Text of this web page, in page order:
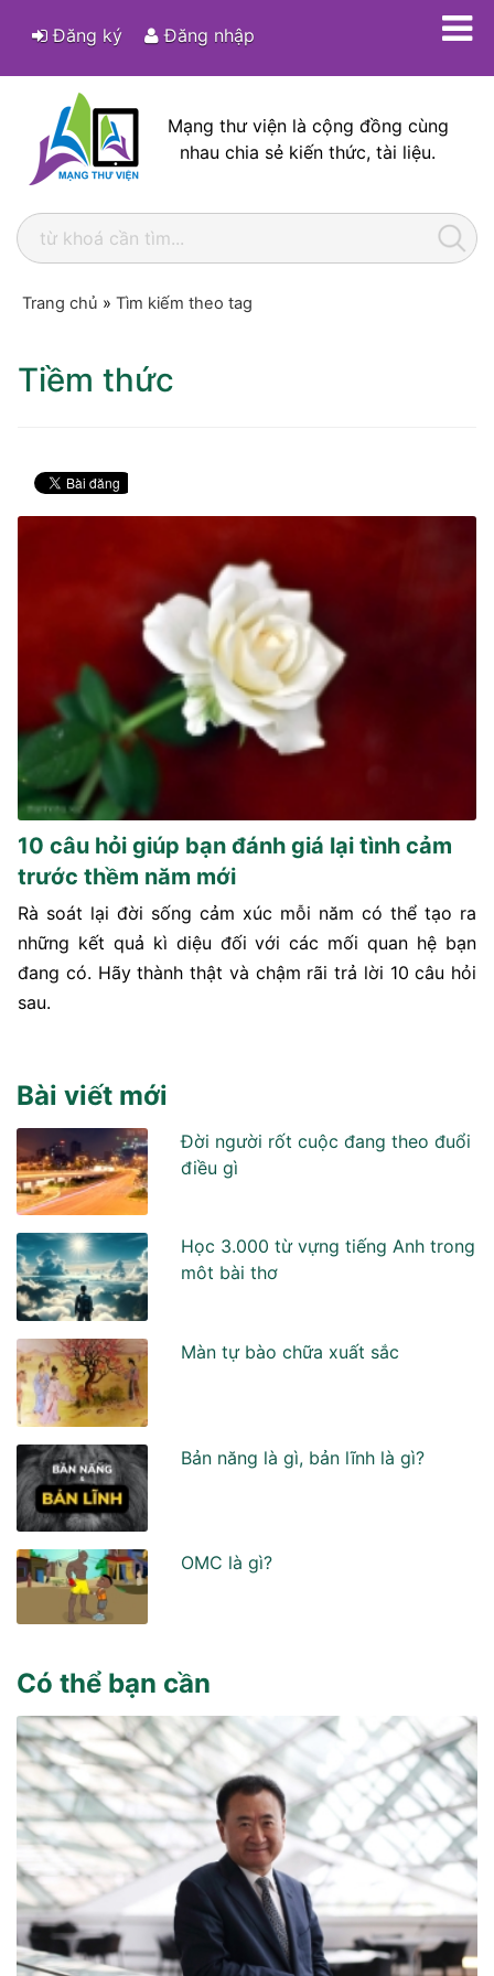
Đăng ký Đăng nhập
Mạng thư viện là cộng đồng cùng
nhau chia sẻ kiến thức, tài liệu.
Trang chủ » Tìm kiếm theo tag
Tiềm thức
10 câu hỏi giúp bạn đánh giá lại tình cảm
trước thềm năm mới
Rà soát lại đời sống cảm xúc mỗi năm có thể tạo ra
những kết quả kì diệu đối với các mối quan hệ bạn
đang có. Hãy thành thật và chậm rãi trả lời 10 câu hỏi
sau.
Bài viết mới
Đời người rốt cuộc đang theo đuổi
điều gì
Học 3.000 từ vựng tiếng Anh trong
môt bài thơ
Màn tự bào chữa xuất sắc
Bản năng là gì, bản lĩnh là gì?
OMC là gì?
Có thể bạn cần